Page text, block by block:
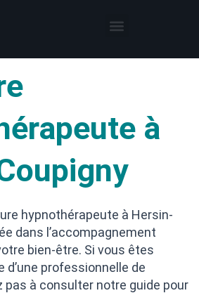
à
hypnothérapeute à Hersin-
dans l’accompagnement
bien-être. Si vous êtes
d’une professionnelle de
pas à consulter notre guide pour